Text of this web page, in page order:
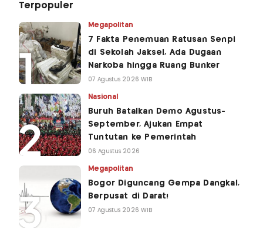
Terpopuler
Megapolitan
7 Fakta Penemuan Ratusan Senpi
di Sekolah Jaksel, Ada Dugaan
Narkoba hingga Ruang Bunker
07 Agustus 2026 WIB
Nasional
Buruh Batalkan Demo Agustus-
September, Ajukan Empat
Tuntutan ke Pemerintah
06 Agustus 2026
Megapolitan
Bogor Diguncang Gempa Dangkal,
Berpusat di Darat!
07 Agustus 2026 WIB